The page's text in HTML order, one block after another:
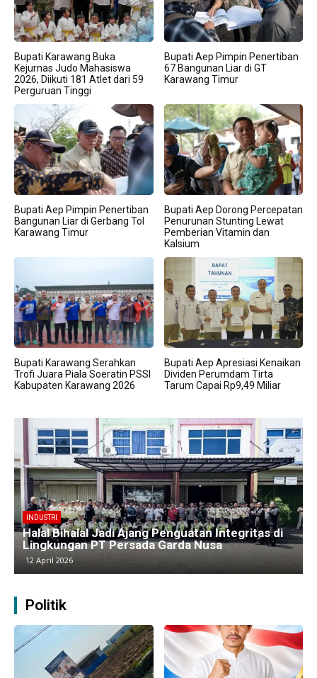
Bupati Karawang Buka
Kejurnas Judo Mahasiswa
2026, Diikuti 181 Atlet dari 59
Perguruan Tinggi
Bupati Aep Pimpin Penertiban
67 Bangunan Liar di GT
Karawang Timur
Bupati Aep Pimpin Penertiban
Bangunan Liar di Gerbang Tol
Karawang Timur
Bupati Aep Dorong Percepatan
Penurunan Stunting Lewat
Pemberian Vitamin dan
Kalsium
Bupati Karawang Serahkan
Trofi Juara Piala Soeratin PSSI
Kabupaten Karawang 2026
Bupati Aep Apresiasi Kenaikan
Dividen Perumdam Tirta
Tarum Capai Rp9,49 Miliar
BERITA
Kawasan Industri Cikarang Kembali Padat,
Produksi dan Logistik Beroperasi Penuh”
9 April 2026
Politik